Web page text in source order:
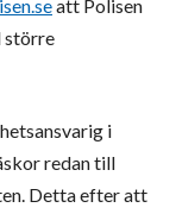
att Polisen
större
i
redan till
Detta efter att